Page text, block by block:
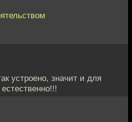
устроено, значит и для